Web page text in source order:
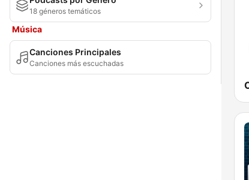
18 géneros temáticos
Música
Canciones Principales
Canciones más escuchadas